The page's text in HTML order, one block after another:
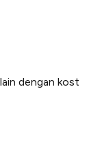
dengan kost